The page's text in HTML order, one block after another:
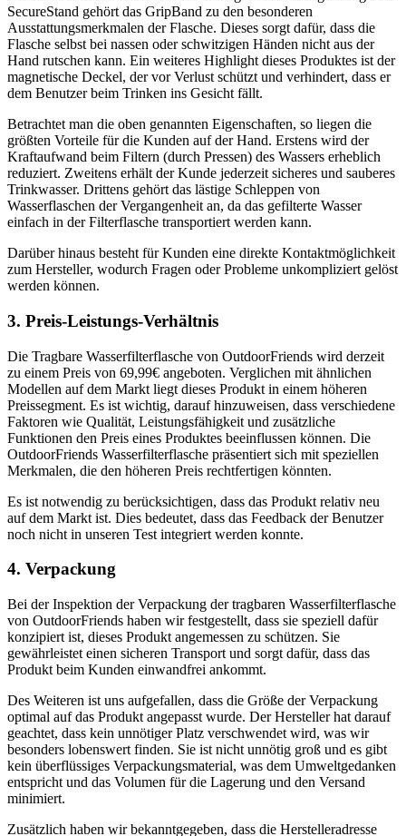
SecureStand gehört das GripBand zu den besonderen
Ausstattungsmerkmalen der Flasche. Dieses sorgt dafür, dass die
Flasche selbst bei nassen oder schwitzigen Händen nicht aus der
Hand rutschen kann. Ein weiteres Highlight dieses Produktes ist der
magnetische Deckel, der vor Verlust schützt und verhindert, dass er
dem Benutzer beim Trinken ins Gesicht fällt.
Betrachtet man die oben genannten Eigenschaften, so liegen die
größten Vorteile für die Kunden auf der Hand. Erstens wird der
Kraftaufwand beim Filtern (durch Pressen) des Wassers erheblich
reduziert. Zweitens erhält der Kunde jederzeit sicheres und sauberes
Trinkwasser. Drittens gehört das lästige Schleppen von
Wasserflaschen der Vergangenheit an, da das gefilterte Wasser
einfach in der Filterflasche transportiert werden kann.
Darüber hinaus besteht für Kunden eine direkte Kontaktmöglichkeit
zum Hersteller, wodurch Fragen oder Probleme unkompliziert gelöst
werden können.
3. Preis-Leistungs-Verhältnis
Die Tragbare Wasserfilterflasche von OutdoorFriends wird derzeit
zu einem Preis von 69,99€ angeboten. Verglichen mit ähnlichen
Modellen auf dem Markt liegt dieses Produkt in einem höheren
Preissegment. Es ist wichtig, darauf hinzuweisen, dass verschiedene
Faktoren wie Qualität, Leistungsfähigkeit und zusätzliche
Funktionen den Preis eines Produktes beeinflussen können. Die
OutdoorFriends Wasserfilterflasche präsentiert sich mit speziellen
Merkmalen, die den höheren Preis rechtfertigen könnten.
Es ist notwendig zu berücksichtigen, dass das Produkt relativ neu
auf dem Markt ist. Dies bedeutet, dass das Feedback der Benutzer
noch nicht in unseren Test integriert werden konnte.
4. Verpackung
Bei der Inspektion der Verpackung der tragbaren Wasserfilterflasche
von OutdoorFriends haben wir festgestellt, dass sie speziell dafür
konzipiert ist, dieses Produkt angemessen zu schützen. Sie
gewährleistet einen sicheren Transport und sorgt dafür, dass das
Produkt beim Kunden einwandfrei ankommt.
Des Weiteren ist uns aufgefallen, dass die Größe der Verpackung
optimal auf das Produkt angepasst wurde. Der Hersteller hat darauf
geachtet, dass kein unnötiger Platz verschwendet wird, was wir
besonders lobenswert finden. Sie ist nicht unnötig groß und es gibt
kein überflüssiges Verpackungsmaterial, was dem Umweltgedanken
entspricht und das Volumen für die Lagerung und den Versand
minimiert.
Zusätzlich haben wir bekanntgegeben, dass die Herstelleradresse